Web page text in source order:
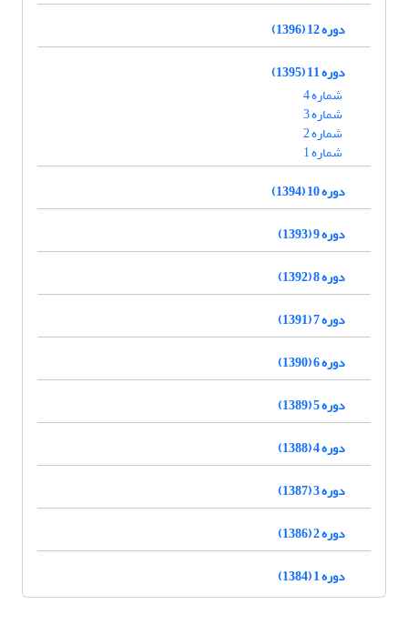
دوره 12 (1396)
دوره 11 (1395)
شماره 4
شماره 3
شماره 2
شماره 1
دوره 10 (1394)
دوره 9 (1393)
دوره 8 (1392)
دوره 7 (1391)
دوره 6 (1390)
دوره 5 (1389)
دوره 4 (1388)
دوره 3 (1387)
دوره 2 (1386)
دوره 1 (1384)